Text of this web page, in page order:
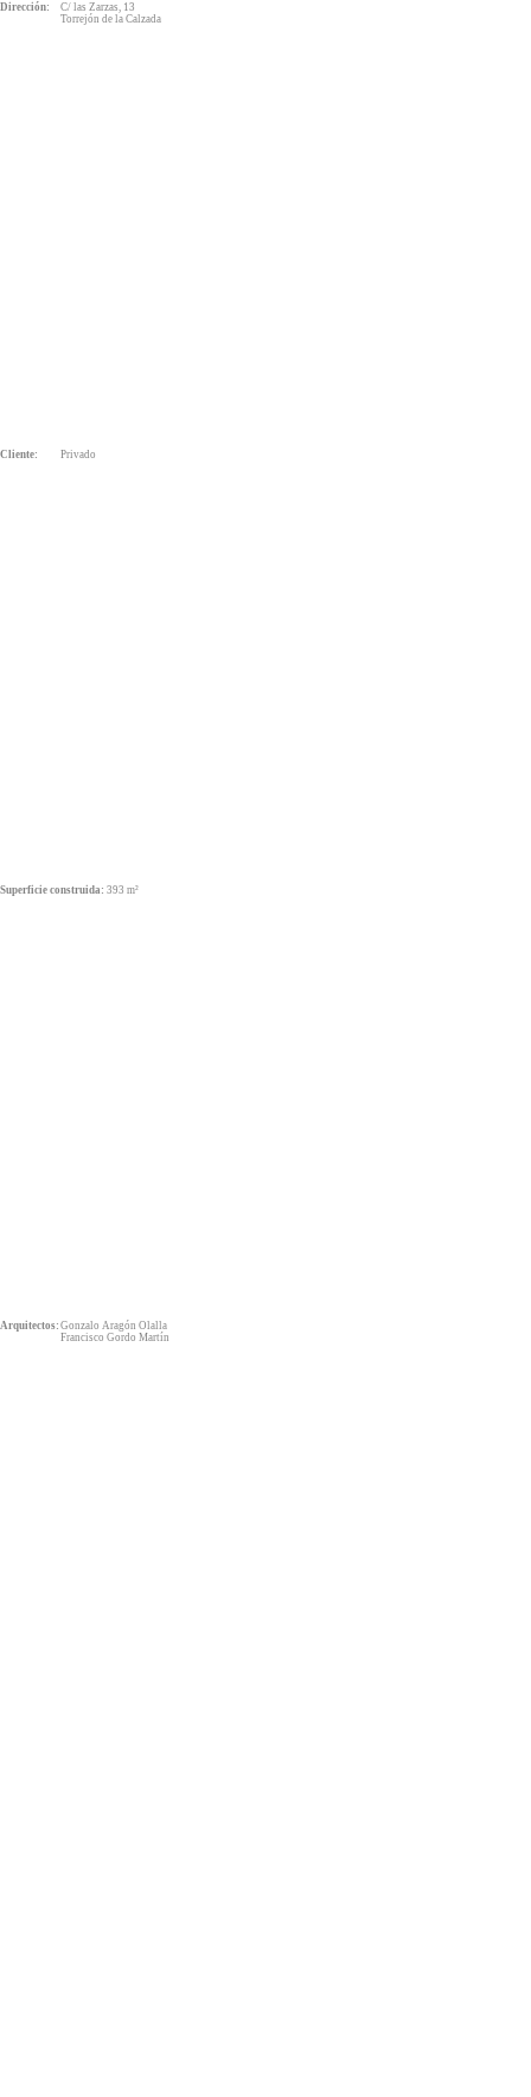
Dirección:
C/ las Zarzas, 13
Torrejón de la Calzada
Cliente: Privado
Superficie construida: 393 m²
Arquitectos: Gonzalo Aragón Olalla
Francisco Gordo Martín